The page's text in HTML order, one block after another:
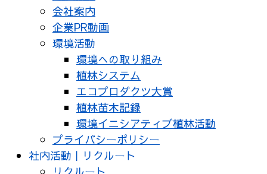
会社案内
企業PR動画
環境活動
環境への取り組み
植林システム
エコプロダクツ大賞
植林苗木記録
環境イニシアティブ植林活動
プライバシーポリシー
社内活動｜リクルート